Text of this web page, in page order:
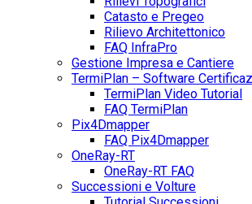
Catasto e Pregeo
Rilievo Architettonico
FAQ InfraPro
Gestione Impresa e Cantiere
TermiPlan – Software
TermiPlan Video Tutorial
FAQ TermiPlan
Pix4Dmapper
FAQ Pix4Dmapper
OneRay-RT
OneRay-RT FAQ
Successioni e Volture